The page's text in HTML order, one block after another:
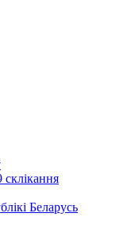
склікання
Беларусь